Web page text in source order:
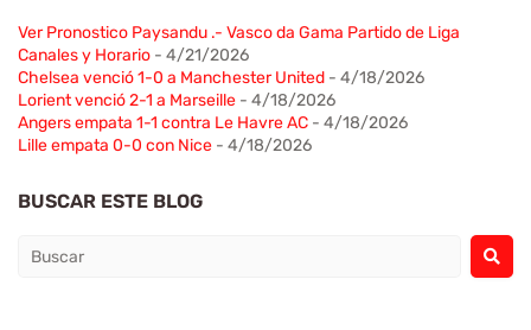
Ver Pronostico Paysandu .- Vasco da Gama Partido de Liga
Canales y Horario - 4/21/2026
Chelsea venció 1-0 a Manchester United - 4/18/2026
Lorient venció 2-1 a Marseille - 4/18/2026
Angers empata 1-1 contra Le Havre AC - 4/18/2026
Lille empata 0-0 con Nice - 4/18/2026
BUSCAR ESTE BLOG